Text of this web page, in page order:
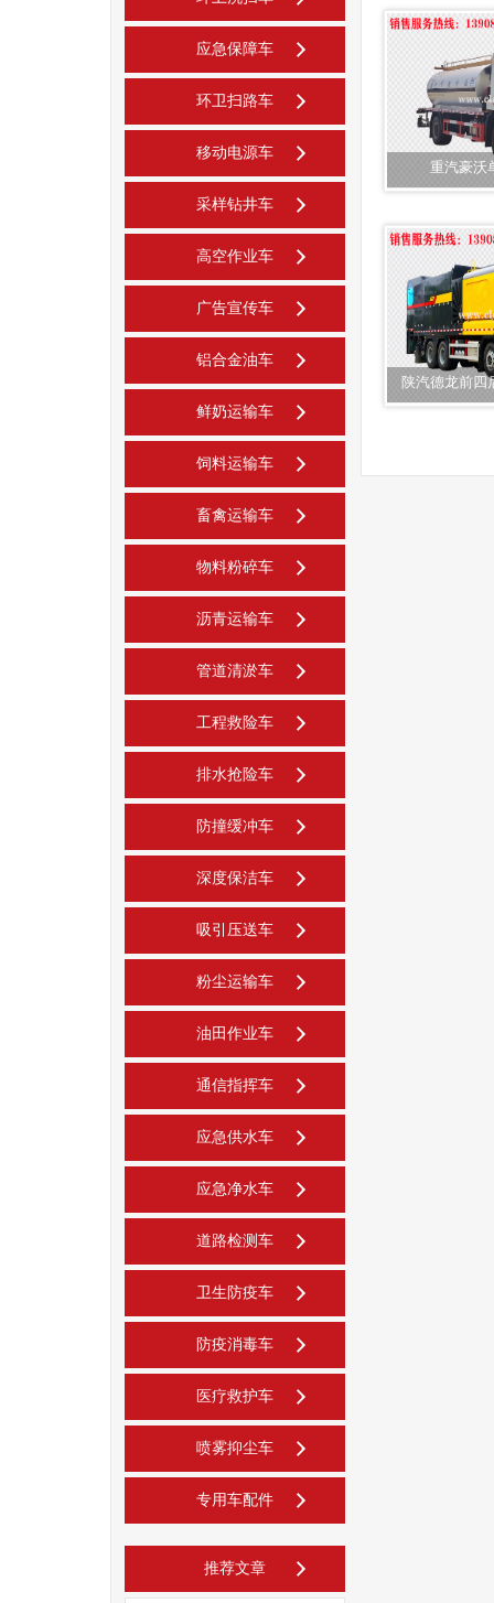
应急保障车
环卫扫路车
移动电源车
采样钻井车
高空作业车
广告宣传车
铝合金油车
鲜奶运输车
饲料运输车
畜禽运输车
物料粉碎车
沥青运输车
管道清淤车
工程救险车
排水抢险车
防撞缓冲车
深度保洁车
吸引压送车
粉尘运输车
油田作业车
通信指挥车
应急供水车
应急净水车
道路检测车
卫生防疫车
防疫消毒车
医疗救护车
喷雾抑尘车
专用车配件
推荐文章
重汽豪沃
陕汽德龙前四